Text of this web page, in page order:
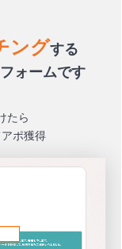
ングする
ォームです
たら
ポ獲得